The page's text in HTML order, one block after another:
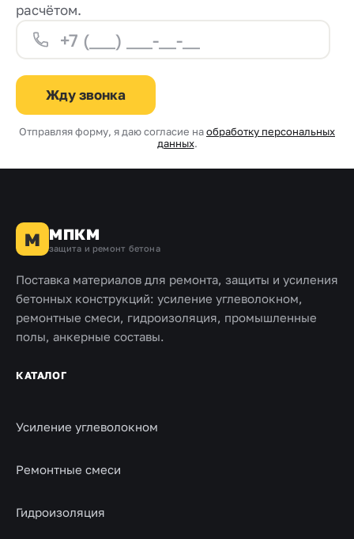
расчётом.
Жду звонка
Отправляя форму, я даю согласие наобработку персональных
данных.
М МПКМ
защита и ремонт бетона
Поставка материалов для ремонта, защиты и усиления
бетонных конструкций: усиление углеволокном,
ремонтные смеси, гидроизоляция, промышленные
полы, анкерные составы.
КАТАЛОГ
Усиление углеволокном
Ремонтные смеси
Гидроизоляция